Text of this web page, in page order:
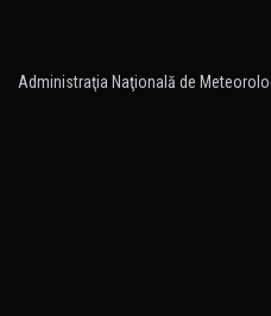
Administraţia Naţională de